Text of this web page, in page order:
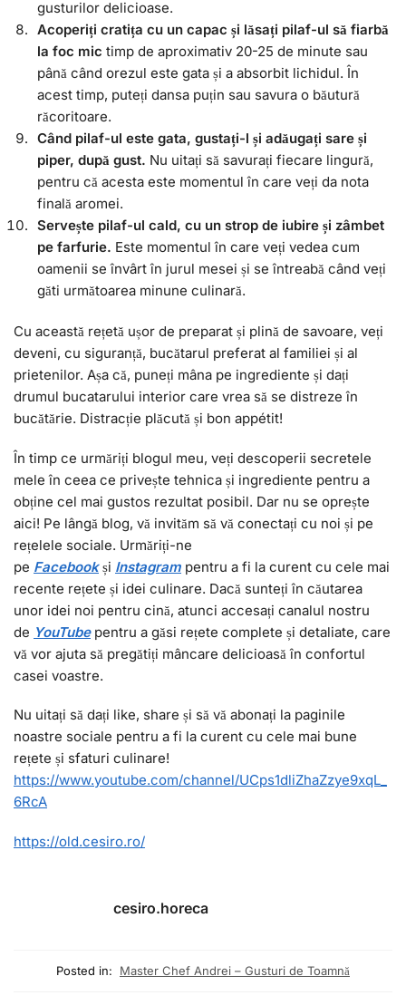
gusturilor delicioase.
Acoperiți cratița cu un capac și lăsați pilaf-ul să fiarbă
la foc mic timp de aproximativ 20-25 de minute sau
până când orezul este gata și a absorbit lichidul. În
acest timp, puteți dansa puțin sau savura o băutură
răcoritoare.
Când pilaf-ul este gata, gustați-l și adăugați sare și
piper, după gust. Nu uitați să savurați fiecare lingură,
pentru că acesta este momentul în care veți da nota
finală aromei.
Servește pilaf-ul cald, cu un strop de iubire și zâmbet
pe farfurie. Este momentul în care veți vedea cum
oamenii se învârt în jurul mesei și se întreabă când veți
găti următoarea minune culinară.
Cu această rețetă ușor de preparat și plină de savoare, veți
deveni, cu siguranță, bucătarul preferat al familiei și al
prietenilor. Așa că, puneți mâna pe ingrediente și dați
drumul bucatarului interior care vrea să se distreze în
bucătărie. Distracție plăcută și bon appétit!
În timp ce urmăriți blogul meu, veți descoperii secretele
mele în ceea ce privește tehnica și ingrediente pentru a
obține cel mai gustos rezultat posibil. Dar nu se oprește
aici! Pe lângă blog, vă invităm să vă conectați cu noi și pe
rețelele sociale. Urmăriți-ne
pe Facebookși Instagram pentru a fi la curent cu cele mai
recente rețete și idei culinare. Dacă sunteți în căutarea
unor idei noi pentru cină, atunci accesați canalul nostru
de YouTubepentru a găsi rețete complete și detaliate, care
vă vor ajuta să pregătiți mâncare delicioasă în confortul
casei voastre.
Nu uitați să dați like, share și să vă abonați la paginile
noastre sociale pentru a fi la curent cu cele mai bune
rețete și sfaturi culinare!
https://www.youtube.com/channel/UCps1dliZhaZzye9xqL_
6RcA
https://old.cesiro.ro/
cesiro.horeca
Posted in: Master Chef Andrei – Gusturi de Toamnă